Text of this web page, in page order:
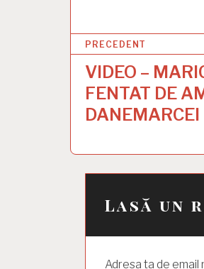
N
a
PRECEDENT
VIDEO –
FENTAT DE
Lasă un
Adresa ta de email